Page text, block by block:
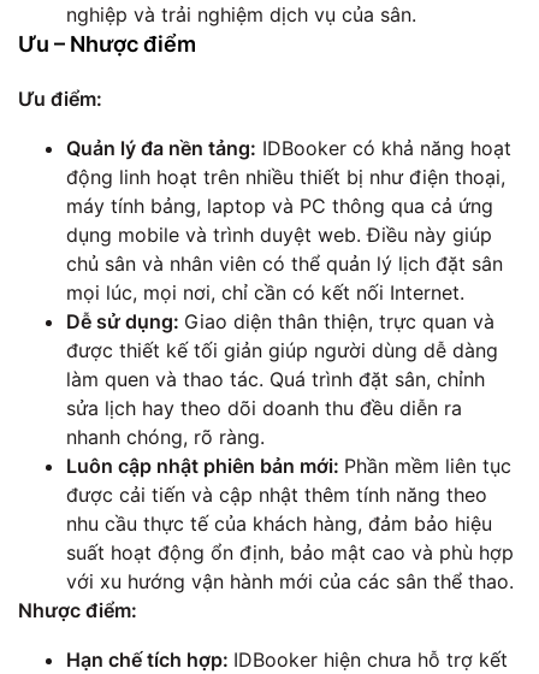
nghiệp và trải nghiệm dịch vụ của sân.
Ưu – Nhược điểm
Ưu điểm:
Quản lý đa nền tảng: IDBooker có khả năng hoạt
động linh hoạt trên nhiều thiết bị như điện thoại,
máy tính bảng, laptop và PC thông qua cả ứng
dụng mobile và trình duyệt web. Điều này giúp
chủ sân và nhân viên có thể quản lý lịch đặt sân
mọi lúc, mọi nơi, chỉ cần có kết nối Internet.
Dễ sử dụng: Giao diện thân thiện, trực quan và
được thiết kế tối giản giúp người dùng dễ dàng
làm quen và thao tác. Quá trình đặt sân, chỉnh
sửa lịch hay theo dõi doanh thu đều diễn ra
nhanh chóng, rõ ràng.
Luôn cập nhật phiên bản mới: Phần mềm liên tục
được cải tiến và cập nhật thêm tính năng theo
nhu cầu thực tế của khách hàng, đảm bảo hiệu
suất hoạt động ổn định, bảo mật cao và phù hợp
với xu hướng vận hành mới của các sân thể thao.
Nhược điểm:
Hạn chế tích hợp: IDBooker hiện chưa hỗ trợ kết